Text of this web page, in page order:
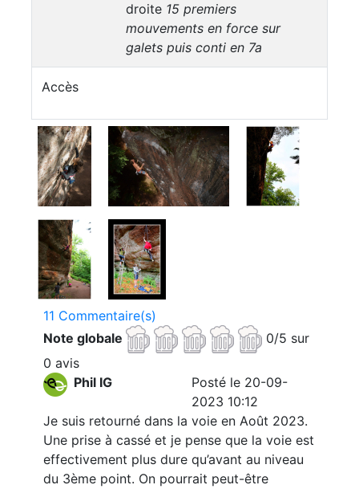
droite 15 premiers
mouvements en force sur
galets puis conti en 7a
Accès
11 Commentaire(s)
Note globale
0/5 sur
0 avis
Phil IG
Posté le 20-09-
2023 10:12
Je suis retourné dans la voie en Août 2023.
Une prise à cassé et je pense que la voie est
effectivement plus dure qu’avant au niveau
du 3ème point. On pourrait peut-être